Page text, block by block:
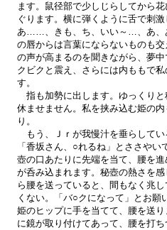
ます。鼠径部で少しじらしてから
ぐります。横に弾くように舌で刺
あ……、きも、ち、いい～…、あ、
の唇からは言葉にならないものも
の声が高まるのを聞きながら、夢
クビクと震え、さらには内ももで
す。
指も加勢に出します。ゆっくり
休ませません。私を挟み込む姫の
り。
もう、Ｊｒが我慢汁を垂らして
「香坂さん、○れるね」とささや
壺の口あたりに先端を当て、腰を
が呑み込まれます。秘壺の熱さを
ら腰を送っていると、間もなく兆
くない。「バ○クになって」とお願
姫のヒップに手を当てて、腰を送
に鏡が取り付けてあって、腰を打ち